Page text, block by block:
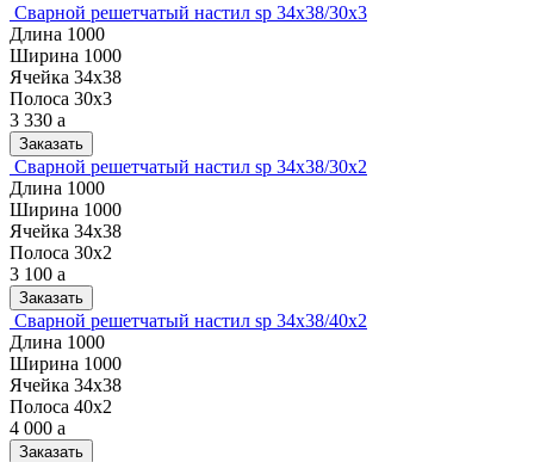
Сварной решетчатый настил sp 34х38/30х3
Длина 1000
Ширина 1000
Ячейка 34х38
Полоса 30х3
3 330 a
Заказать
Сварной решетчатый настил sp 34х38/30х2
Длина 1000
Ширина 1000
Ячейка 34х38
Полоса 30х2
3 100 a
Заказать
Сварной решетчатый настил sp 34х38/40х2
Длина 1000
Ширина 1000
Ячейка 34х38
Полоса 40х2
4 000 a
Заказать